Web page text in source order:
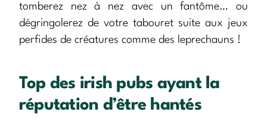
tomberez nez à nez avec un fantôme… ou
dégringolerez de votre tabouret suite aux jeux
perfides de créatures comme des leprechauns !
Top des irish pubs ayant la
réputation d’être hantés